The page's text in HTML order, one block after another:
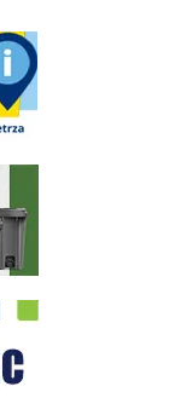
i Gminy Wieliczka